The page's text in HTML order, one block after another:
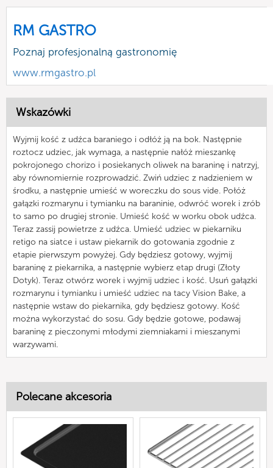
RM GASTRO
Poznaj profesjonalną gastronomię
www.rmgastro.pl
Wskazówki
Wyjmij kość z udźca baraniego i odłóż ją na bok. Następnie
roztocz udziec, jak wymaga, a następnie nałóż mieszankę
pokrojonego chorizo i posiekanych oliwek na baraninę i natrzyj,
aby równomiernie rozprowadzić. Zwiń udziec z nadzieniem w
środku, a następnie umieść w woreczku do sous vide. Połóż
gałązki rozmarynu i tymianku na baraninie, odwróć worek i zrób
to samo po drugiej stronie. Umieść kość w worku obok udźca.
Teraz zassij powietrze z udźca. Umieść udziec w piekarniku
retigo na siatce i ustaw piekarnik do gotowania zgodnie z
etapie pierwszym powyżej. Gdy będziesz gotowy, wyjmij
baraninę z piekarnika, a następnie wybierz etap drugi (Złoty
Dotyk). Teraz otwórz worek i wyjmij udziec i kość. Usuń gałązki
rozmarynu i tymianku i umieść udziec na tacy Vision Bake, a
następnie wstaw do piekarnika, gdy będziesz gotowy. Kość
można wykorzystać do sosu. Gdy będzie gotowe, podawaj
baraninę z pieczonymi młodymi ziemniakami i mieszanymi
warzywami.
Polecane akcesoria